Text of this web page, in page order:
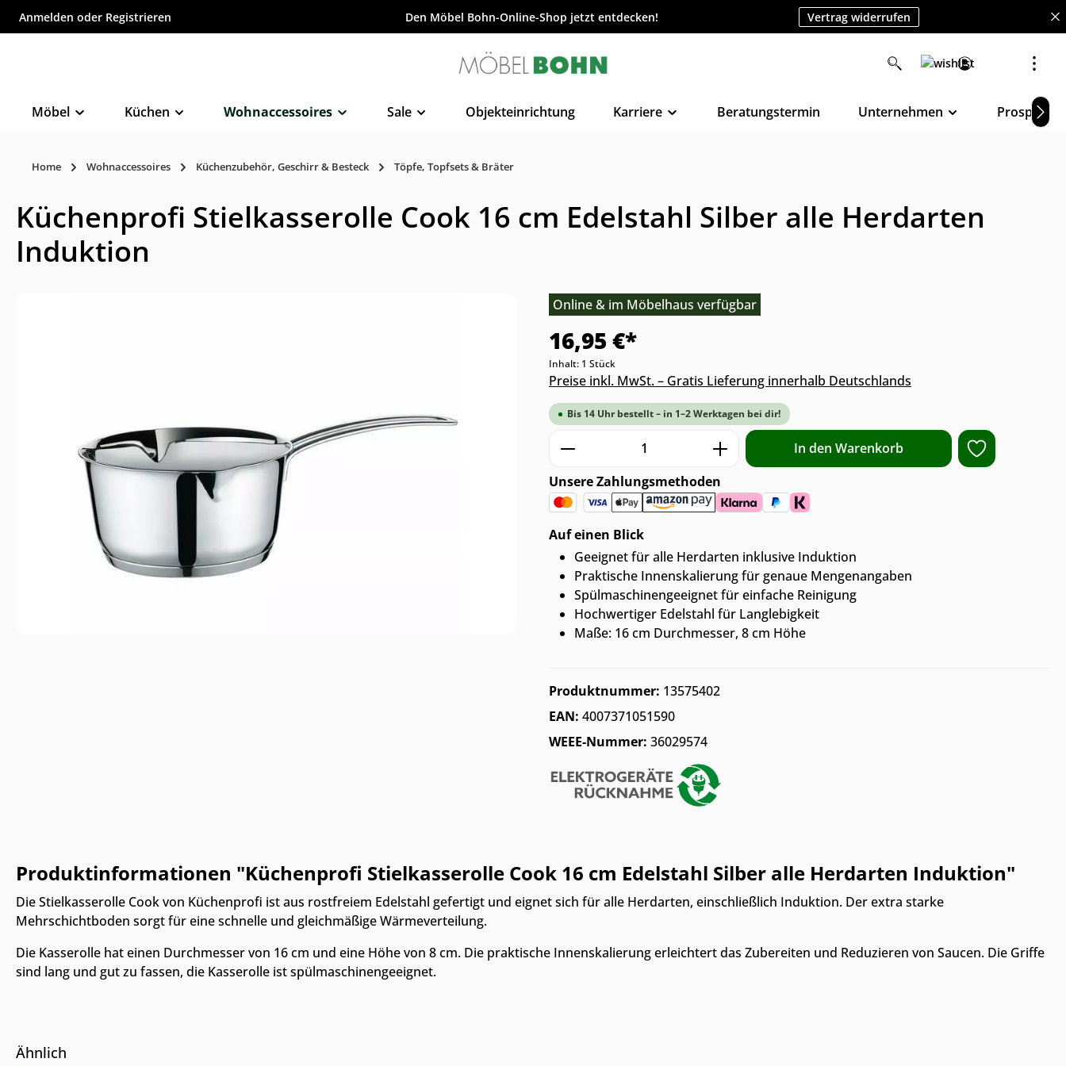
springen
Anmelden oder Registrieren Den Möbel Bohn-Online-Shop jetzt entdecken! Vertrag widerrufen
Möbel Küchen Wohnaccessoires Sale Objekteinrichtung Karriere Beratungstermin Unternehmen Prospekte
Home Wohnaccessoires Küchenzubehör, Geschirr & Besteck Töpfe, Topfsets & Bräter
Küchenprofi Stielkasserolle Cook 16 cm Edelstahl Silber alle Herdarten
Induktion
Online & im Möbelhaus verfügbar
16,95 €*
Inhalt: 1 Stück
Preise inkl. MwSt. – Gratis Lieferung innerhalb Deutschlands
Bis 14 Uhr bestellt – in 1–2 Werktagen bei dir!
Produkt Anzahl: Gib den gewünschten Wert ein oder
In den Warenkorb
Unsere Zahlungsmethoden
Auf einen Blick
Geeignet für alle Herdarten inklusive Induktion
Praktische Innenskalierung für genaue Mengenangaben
Spülmaschinengeeignet für einfache Reinigung
Hochwertiger Edelstahl für Langlebigkeit
Maße: 16 cm Durchmesser, 8 cm Höhe
Produktnummer: 13575402
EAN: 4007371051590
WEEE-Nummer: 36029574
Produktinformationen "Küchenprofi Stielkasserolle Cook 16 cm Edelstahl Silber alle Herdarten Induktion"
Die Stielkasserolle Cook von Küchenprofi ist aus rostfreiem Edelstahl gefertigt und eignet sich für alle Herdarten, einschließlich Induktion. Der extra starke
Mehrschichtboden sorgt für eine schnelle und gleichmäßige Wärmeverteilung.
Die Kasserolle hat einen Durchmesser von 16 cm und eine Höhe von 8 cm. Die praktische Innenskalierung erleichtert das Zubereiten und Reduzieren von Saucen. Die Griffe
sind lang und gut zu fassen, die Kasserolle ist spülmaschinengeeignet.
Ähnlich